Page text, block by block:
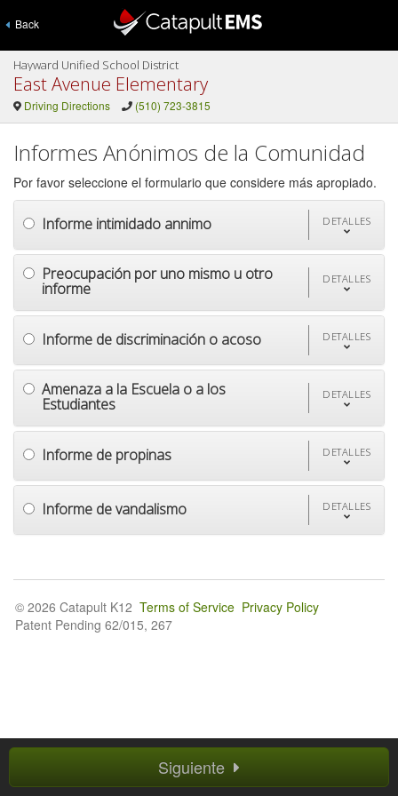
Back
Hayward Unified School District
East Avenue Elementary
Driving Directions (510) 723-3815
Informes Anónimos de la Comunidad
Por favor seleccione el formulario que considere más apropiado.
Informe intimidado annimo DETALLES
Preocupación por uno mismo u otro
informe
DETALLES
Informe de discriminación o acoso DETALLES
Amenaza a la Escuela o a los
Estudiantes
DETALLES
Informe de propinas DETALLES
Informe de vandalismo DETALLES
Siguiente
© 2026 Catapult K12 Terms of Service Privacy Policy
Patent Pending 62/015, 267